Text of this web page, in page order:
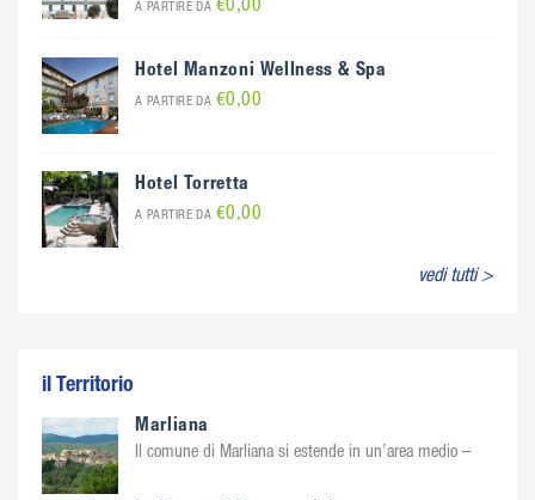
A PARTIRE DA €0,00
Hotel Manzoni Wellness & Spa
A PARTIRE DA €0,00
Hotel Torretta
A PARTIRE DA €0,00
vedi tutti >
il Territorio
Marliana
Il comune di Marliana si estende in un’area medio –